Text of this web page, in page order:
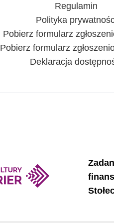
Regulamin
Polityka
Pobierz formularz
Pobierz formularz
Deklaracja